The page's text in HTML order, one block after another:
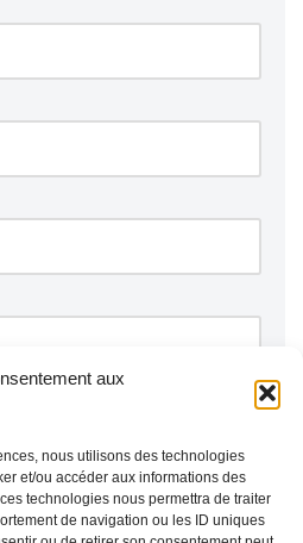
aux
nous utilisons des technologies
et/ou accéder aux informations des
technologies nous permettra de traiter
de navigation ou les ID uniques